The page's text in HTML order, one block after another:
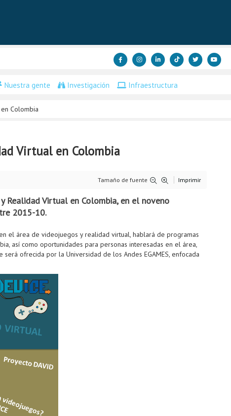
Nuestra gente Investigación Infraestructura
Colombia
Virtual en Colombia
Tamaño de fuente Imprimir
Realidad Virtual en Colombia, en el noveno
2015-10.
el área de videojuegos y realidad virtual, hablará de programas
así como oportunidades para personas interesadas en el área,
ofrecida por la Universidad de los Andes EGAMES, enfocada